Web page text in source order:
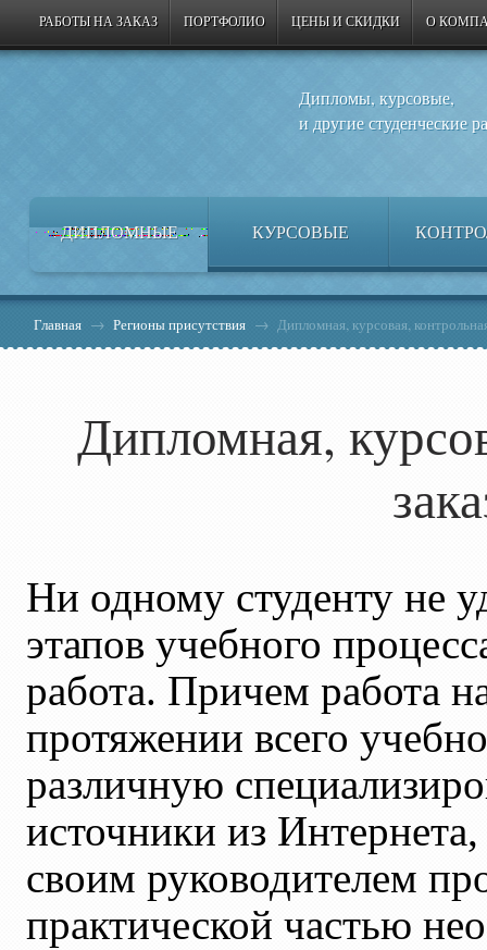
РАБОТЫ НА ЗАКАЗ ПОРТФОЛИО ЦЕНЫ И СКИДКИ О
Дипломы, курсовые,
и другие студенческие
ДИПЛОМНЫЕ КУРСОВЫЕ
Главная → Регионы присутствия → Дипломная, курсовая,
Дипломная,
Ни одному студенту не
этапов учебного
работа. Причем работа
протяжении всего
различную
источники из
своим руководителем
практической частью